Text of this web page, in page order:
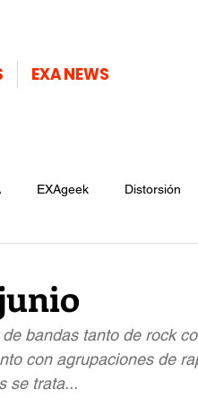
EXA NEWS
EXAgeek Distorsión
bandas tanto de rock
con agrupaciones de
se trata...